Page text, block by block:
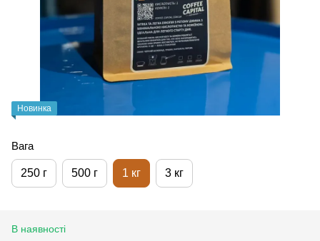
Новинка
Вага
250 г 500 г 1 кг 3 кг
В наявності